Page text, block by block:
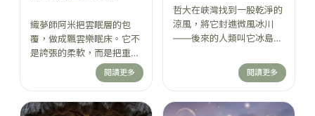
織夢師阿米把雲眠層的包
覆，做成飄雲樂眠床。它不
是誇張的柔軟，而是把重量
拆開、分散、托住——像漂
浮在雲上，壓力有了去處，
去，腦袋會比你更早知道該
閱讀更多
哲大在峽灣找到一股乾淨的
涼風，將它封進微風冰川
——後來的人類叫它冰島樂
悶與躁慢慢帶走的涼；透
氣、排熱、降溫，讓身體終
那一刻，你會懂： 不是追
閱讀更多